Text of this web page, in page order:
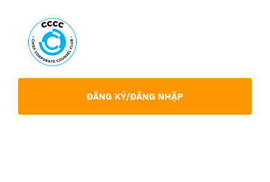
content
ĐĂNG KÝ/ĐĂNG NHẬP